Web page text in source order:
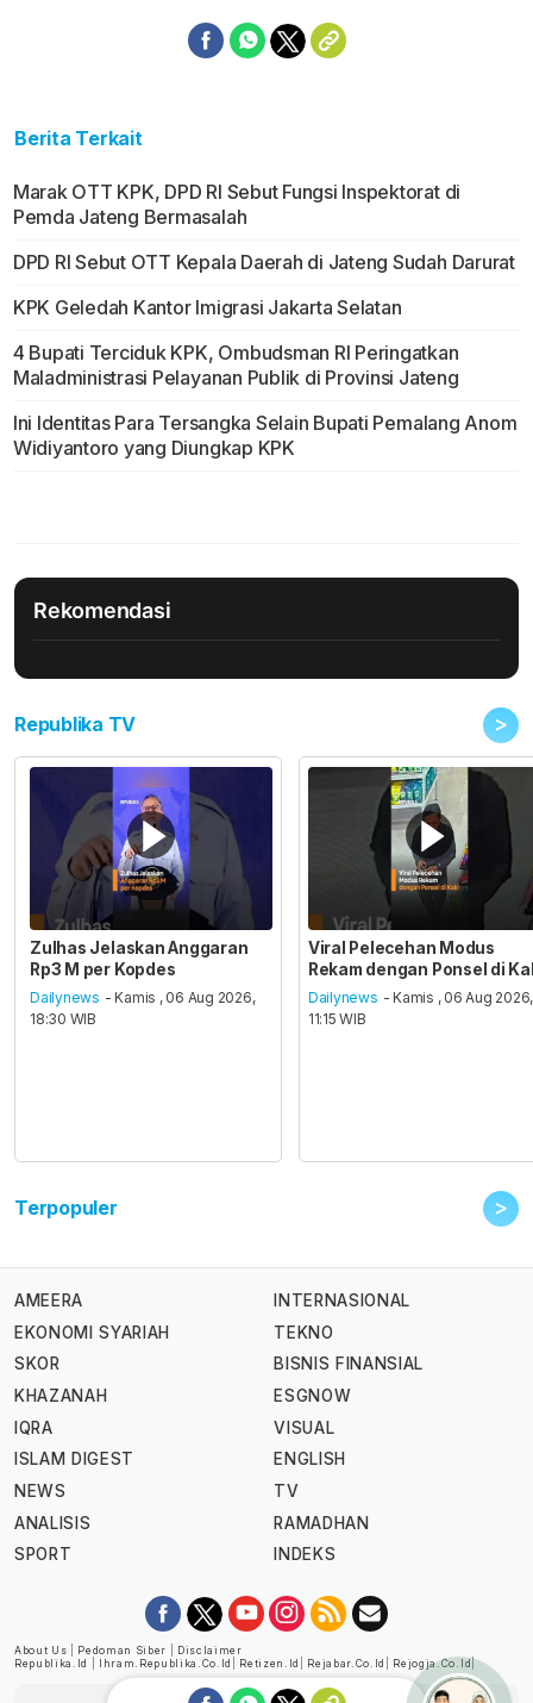
Berita Terkait
Marak OTT KPK, DPD RI Sebut Fungsi Inspektorat di
Pemda Jateng Bermasalah
DPD RI Sebut OTT Kepala Daerah di Jateng Sudah Darurat
KPK Geledah Kantor Imigrasi Jakarta Selatan
4 Bupati Terciduk KPK, Ombudsman RI Peringatkan
Maladministrasi Pelayanan Publik di Provinsi Jateng
Ini Identitas Para Tersangka Selain Bupati Pemalang Anom
Widiyantoro yang Diungkap KPK
Rekomendasi
Republika TV >
Zulhas Jelaskan Anggaran
Rp3 M per Kopdes
Dailynews - Kamis , 06 Aug 2026,
18:30 WIB
Viral Pelecehan Modus
Rekam dengan Ponsel di
Dailynews - Kamis , 06 Aug 2026,
11:15 WIB
Terpopuler >
AMEERA
EKONOMI SYARIAH
SKOR
KHAZANAH
IQRA
ISLAM DIGEST
NEWS
ANALISIS
SPORT
INTERNASIONAL
TEKNO
BISNIS FINANSIAL
ESGNOW
VISUAL
ENGLISH
TV
RAMADHAN
INDEKS
About Us Pedoman Siber
Disclaimer
Republika.id
Ihram.republika.co.id Retizen.id Rejabar.co.id Rejogja.co.id